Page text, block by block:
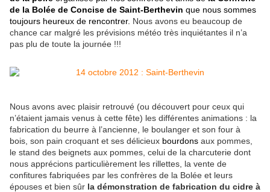
de la Bolée de Concise de Saint-Berthevin que nous sommes
toujours heureux de rencontrer. Nous avons eu beaucoup de
chance car malgré les prévisions météo très inquiétantes il n’a
pas plu de toute la journée !!!
Nous avons avec plaisir retrouvé (ou découvert pour ceux qui
n’étaient jamais venus à cette fête) les différentes animations : la
fabrication du beurre à l’ancienne , le boulanger et son four à
bois , son pain croquant et ses délicieux bourdons aux pommes,
le stand des beignets aux pommes , celui de la charcuterie dont
nous apprécions particulièrement les rillettes , la vente de
confitures fabriquées par les confrères de la Bolée et leurs
épouses et bien sûr la démonstration de fabrication du cidre à